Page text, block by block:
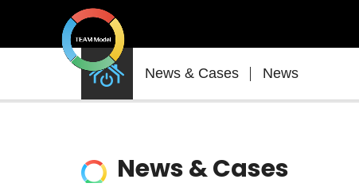
News & Cases News
News & Cases